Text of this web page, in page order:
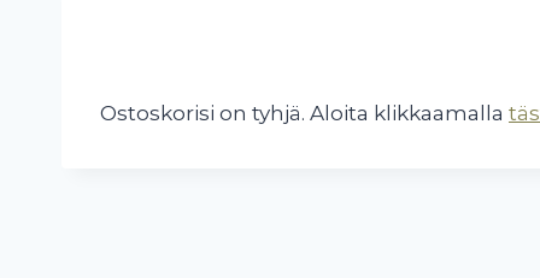
Ostoskorisi on tyhjä. Aloita klikkaamalla